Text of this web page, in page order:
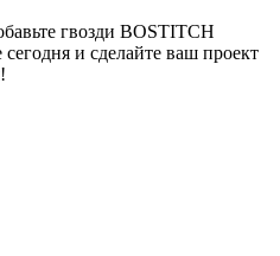
гвозди BOSTITCH
и сделайте ваш проект